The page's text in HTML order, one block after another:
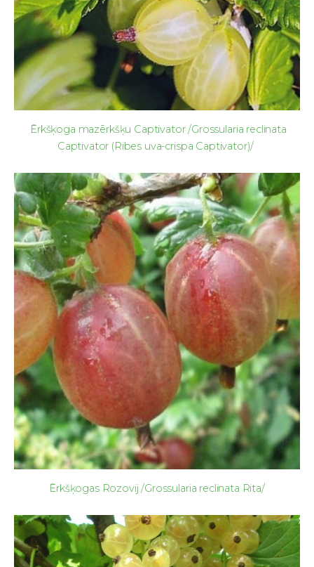
Ērkšķoga mazērkšķu Captivator /Grossularia reclinata
Captivator (Ribes uva-crispa Captivator)/
Ērkšķogas Rozovij /Grossularia reclinata Rita/